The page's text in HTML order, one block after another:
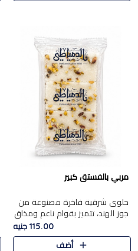
مربي بالفستق كبير
حلوى شرقية فاخرة مصنوعة من
جوز الهند، تتميز بقوام ناعم ومذاق
غني، وتزين بقطع من الفستق
الفاخر التي تضيف عليها قرمشة
115.00 جنيه
أضف